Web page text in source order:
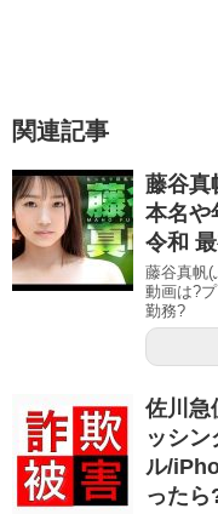
関連記事
藤谷真
本名や
令和
藤谷真帆(
動画は?
勤務?
佐川急
ッシ
ル/
った